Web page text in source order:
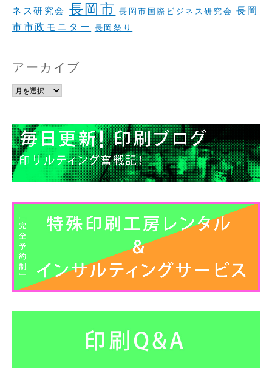
ネス研究会 長岡市 長岡市国際ビジネス研究会 長岡
市市政モニター 長岡祭り
アーカイブ
ア
カ
イ
ブ